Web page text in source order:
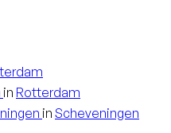
in Rotterdam
in Scheveningen